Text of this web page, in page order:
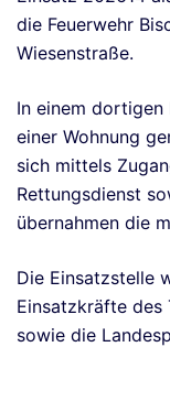
die Feuerwehr
Wiesenstraße.
In einem dortigen
einer Wohnung
sich mittels
Rettungsdienst
übernahmen die
Die Einsatzstelle
Einsatzkräfte des
sowie die